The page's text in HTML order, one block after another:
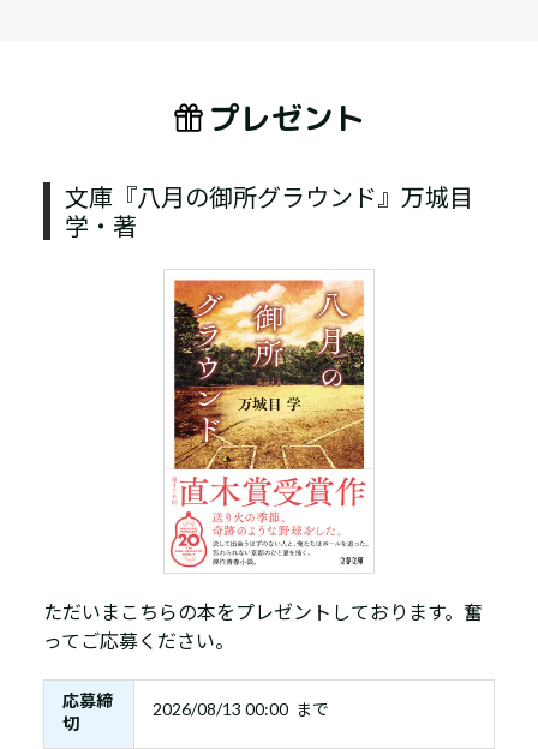
プレゼント
文庫『八月の御所グラウンド』万城目
学・著
ただいまこちらの本をプレゼントしております。奮
ってご応募ください。
応募締
切
2026/08/13 00:00 まで